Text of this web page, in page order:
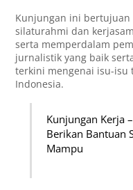
Kunjungan ini
silaturahmi dan
serta memperdalam
jurnalistik yang baik
terkini mengenai isu-isu
Indonesia.
Kunjungan Kerja
Berikan Bantuan
Mampu